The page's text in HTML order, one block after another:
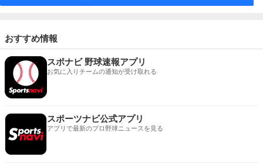
おすすめ情報
スポナビ 野球速報アプリ
お気に入りチームの通知が受け取れる
スポーツナビ公式アプリ
アプリで最新のプロ野球ニュースを見る